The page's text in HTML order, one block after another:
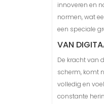
innoveren en
normen, wat
een speciale
VAN
De kracht van
scherm, komt
volledig en
constante